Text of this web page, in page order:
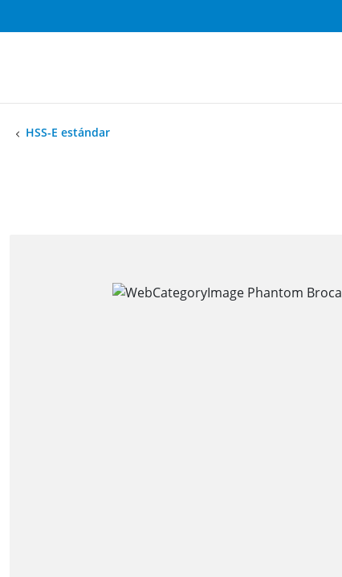
HSS-E estándar